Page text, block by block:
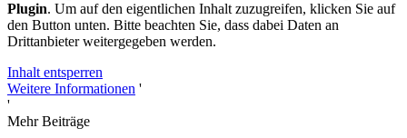
Plugin. Um auf den eigentlichen Inhalt zuzugreifen, klicken Sie auf
den Button unten. Bitte beachten Sie, dass dabei Daten an
Drittanbieter weitergegeben werden.
Inhalt entsperren
Weitere Informationen '
'
Mehr Beiträge